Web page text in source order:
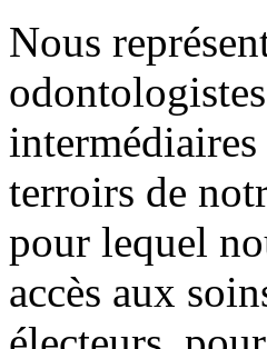
Nous
terroirs de
pour lequel
accès aux